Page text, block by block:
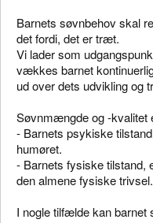
Barnets søvnbehov skal
det fordi, det er træt.
Vi lader som
vækkes barnet
ud over dets udvikling og
Søvnmængde og -kvalitet
- Barnets psykiske
humøret.
- Barnets fysiske tilstand,
den almene fysiske trivsel.
I nogle tilfælde kan